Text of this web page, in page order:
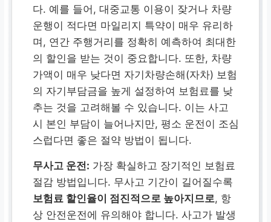
다. 예를 들어, 대중교통 이용이 잦거나 차량
운행이 적다면 마일리지 특약이 매우 유리하
며, 연간 주행거리를 정확히 예측하여 최대한
의 할인을 받는 것이 중요합니다. 또한, 차량
가액이 매우 낮다면 자기차량손해(자차) 보험
의 자기부담금을 높게 설정하여 보험료를 낮
추는 것을 고려해볼 수 있습니다. 이는 사고
시 본인 부담이 늘어나지만, 평소 운전이 조심
스럽다면 좋은 절약 방법이 됩니다.
무사고 운전: 가장 확실하고 장기적인 보험료
절감 방법입니다. 무사고 기간이 길어질수록
보험료 할인율이 점진적으로 높아지므로, 항
상 안전운전에 유의해야 합니다. 사고가 발생